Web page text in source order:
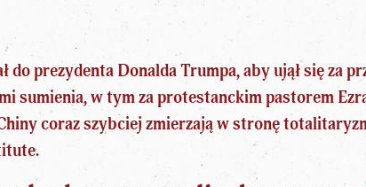
do prezydenta Donalda Trumpa, aby ujął się za
sumienia, w tym za protestanckim pastorem
coraz szybciej zmierzają w stronę